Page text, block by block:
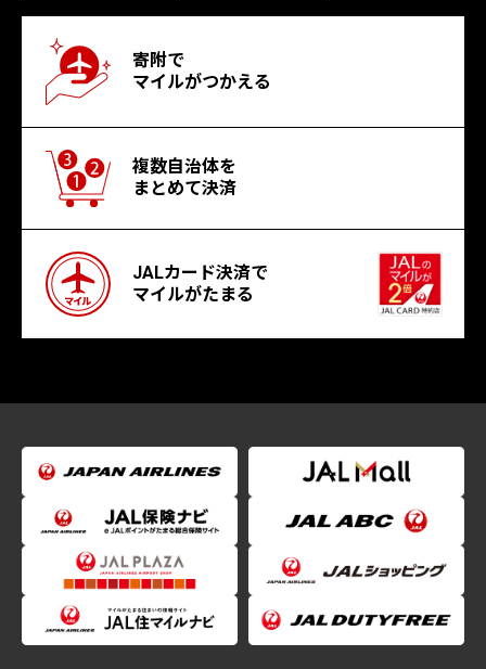
寄附で
マイルがつかえる
複数自治体を
まとめて決済
JALカード決済で
マイルがたまる